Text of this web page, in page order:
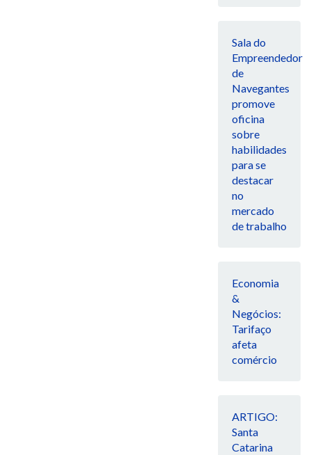
Sala do
Empreendedor
de
Navegantes
promove
oficina
sobre
habilidades
para se
destacar
no
mercado
de trabalho
Economia
&
Negócios:
Tarifaço
afeta
comércio
ARTIGO:
Santa
Catarina